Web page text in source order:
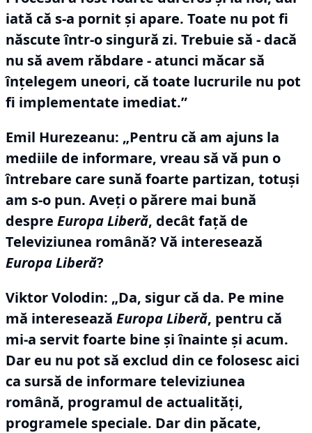
iată că s-a pornit şi apare. Toate nu pot fi
născute într-o singură zi. Trebuie să - dacă
nu să avem răbdare - atunci măcar să
înţelegem uneori, că toate lucrurile nu pot
fi implementate imediat.”
Emil Hurezeanu: „Pentru că am ajuns la
mediile de informare, vreau să vă pun o
întrebare care sună foarte partizan, totuşi
am s-o pun. Aveţi o părere mai bună
despre Europa Liberă, decât faţă de
Televiziunea română? Vă interesează
Europa Liberă?
Viktor Volodin: „Da, sigur că da. Pe mine
mă interesează Europa Liberă, pentru că
mi-a servit foarte bine şi înainte şi acum.
Dar eu nu pot să exclud din ce folosesc aici
ca sursă de informare televiziunea
română, programul de actualităţi,
programele speciale. Dar din păcate,